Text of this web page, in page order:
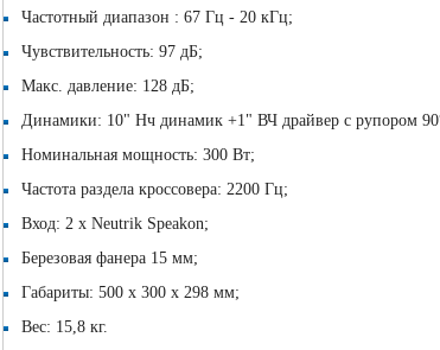
Частотный диапазон : 67 Гц - 20 кГц;
Чувствительность: 97 дБ;
Макс. давление: 128 дБ;
Динамики: 10" Нч динамик +1" ВЧ драйвер с рупором
Номинальная мощность: 300 Вт;
Частота раздела кроссовера: 2200 Гц;
Вход: 2 х Neutrik Speakon;
Березовая фанера 15 мм;
Габариты: 500 х 300 х 298 мм;
Вес: 15,8 кг.